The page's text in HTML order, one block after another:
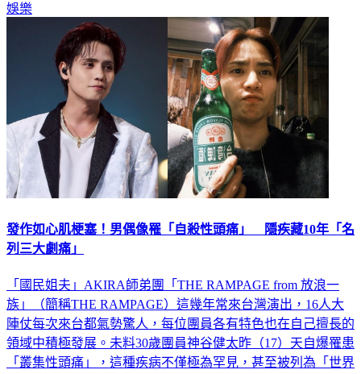
娛樂
發作如心肌梗塞！男偶像罹「自殺性頭痛」 隱疾藏10年「名
列三大劇痛」
「國民姐夫」AKIRA師弟團「THE RAMPAGE from 放浪一
族」（簡稱THE RAMPAGE）這幾年常來台灣演出，16人大
陣仗每次來台都氣勢驚人，每位團員各有特色也在自己擅長的
領域中積極發展。未料30歲團員神谷健太昨（17）天自爆罹患
「叢集性頭痛」，這種疾病不僅極為罕見，甚至被列為「世界